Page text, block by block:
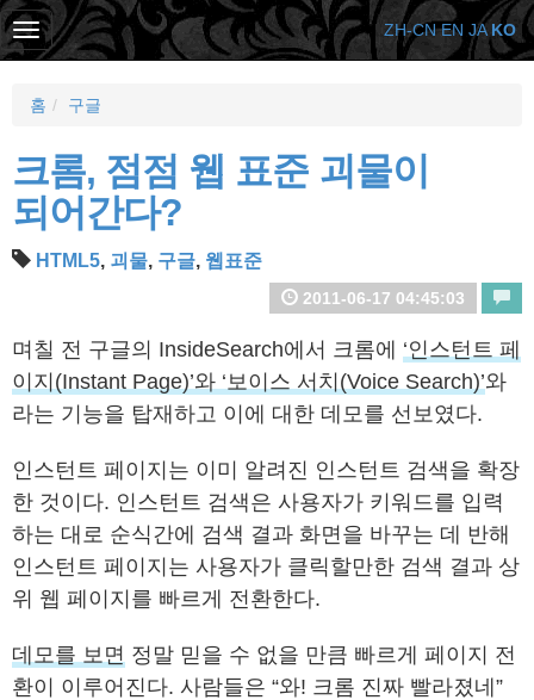
홈 구글
크롬, 점점 웹 표준 괴물이
되어간다?
HTML5, 괴물, 구글, 웹표준
2011-06-17 04:45:03
며칠 전 구글의 InsideSearch에서 크롬에 ‘인스턴트 페
이지(Instant Page)’와 ‘보이스 서치(Voice Search)’와
라는 기능을 탑재하고 이에 대한 데모를 선보였다.
인스턴트 페이지는 이미 알려진 인스턴트 검색을 확장
한 것이다. 인스턴트 검색은 사용자가 키워드를 입력
하는 대로 순식간에 검색 결과 화면을 바꾸는 데 반해
인스턴트 페이지는 사용자가 클릭할만한 검색 결과 상
위 웹 페이지를 빠르게 전환한다.
데모를 보면 정말 믿을 수 없을 만큼 빠르게 페이지 전
환이 이루어진다. 사람들은 “와! 크롬 진짜 빨라졌네”
ZH-CN EN JA KO